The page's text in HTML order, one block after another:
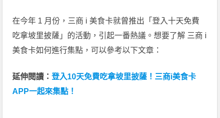
在今年 1 月份，三商 i 美食卡就曾推出「登入十天免費
吃拿坡里披薩」的活動，引起一番熱議。想要了解 三商 i
美食卡如何進行集點，可以參考以下文章：
延伸閱讀：登入10天免費吃拿坡里披薩！三商i美食卡
APP一起來集點！